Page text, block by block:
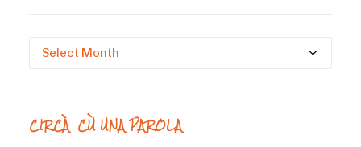
Circà
CIRCÀ CÙ UNA PAROLA